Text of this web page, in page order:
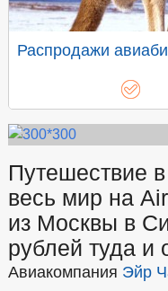
Распродажи
Путешествие
весь мир на
из Москвы в
рублей туда и
Авиакомпания Эйр